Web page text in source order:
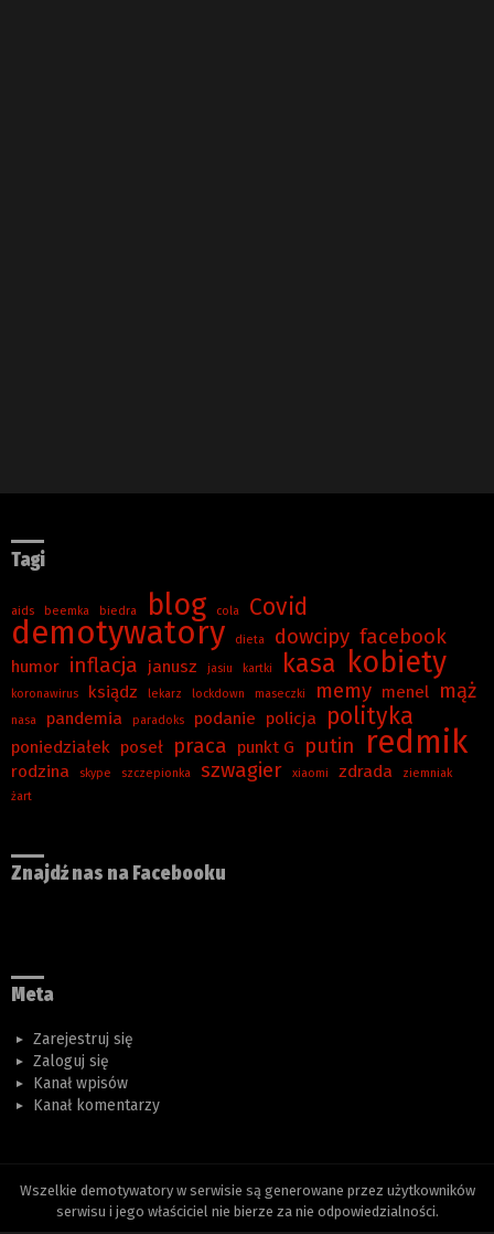
Tagi
aids beemka biedra blog cola Covid
demotywatory dieta dowcipy facebook
humor inflacja janusz jasiu kartki kasa kobiety
koronawirus ksiądz lekarz lockdown maseczki memy menel mąż
nasa pandemia paradoks podanie policja polityka
poniedziałek poseł praca punkt G putin redmik
rodzina skype szczepionka szwagier xiaomi zdrada
ziemniak
żart
Znajdź nas na Facebooku
Meta
Zarejestruj się
Zaloguj się
Kanał wpisów
Kanał komentarzy
Wszelkie demotywatory w serwisie są generowane przez użytkowników
serwisu i jego właściciel nie bierze za nie odpowiedzialności.